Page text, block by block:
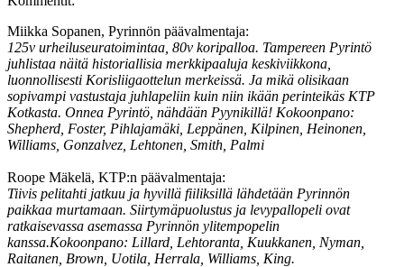
Miikka Sopanen, Pyrinnön päävalmentaja:
125v urheiluseuratoimintaa, 80v koripalloa. Tampereen Pyrintö
juhlistaa näitä historiallisia merkkipaaluja keskiviikkona,
luonnollisesti Korisliigaottelun merkeissä. Ja mikä olisikaan
sopivampi vastustaja juhlapeliin kuin niin ikään perinteikäs KTP
Kotkasta. Onnea Pyrintö, nähdään Pyynikillä! Kokoonpano:
Shepherd, Foster, Pihlajamäki, Leppänen, Kilpinen, Heinonen,
Williams, Gonzalvez, Lehtonen, Smith, Palmi
Roope Mäkelä, KTP:n päävalmentaja:
Tiivis pelitahti jatkuu ja hyvillä fiiliksillä lähdetään Pyrinnön
paikkaa murtamaan. Siirtymäpuolustus ja levypallopeli ovat
ratkaisevassa asemassa Pyrinnön ylitempopelin
kanssa.Kokoonpano: Lillard, Lehtoranta, Kuukkanen, Nyman,
Raitanen, Brown, Uotila, Herrala, Williams, King.